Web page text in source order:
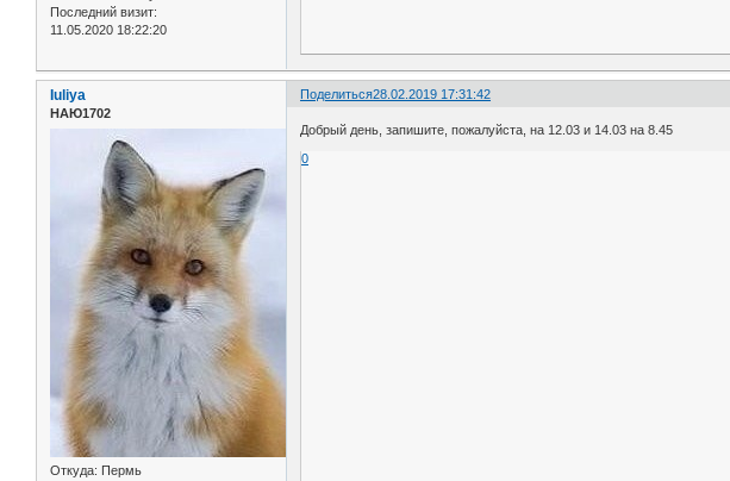
Последний визит:
11.05.2020 18:22:20
Поделиться28.02.2019 17:31:42
Iuliya
НАЮ1702
Откуда: Пермь
Добрый день, запишите, пожалуйста, на 12.03 и 14.03 на 8.45
0